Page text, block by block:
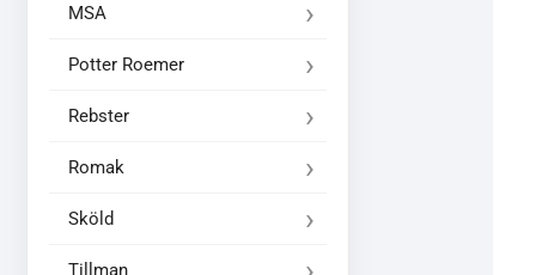
MSA
Potter Roemer
Rebster
Romak
Sköld
Tillman